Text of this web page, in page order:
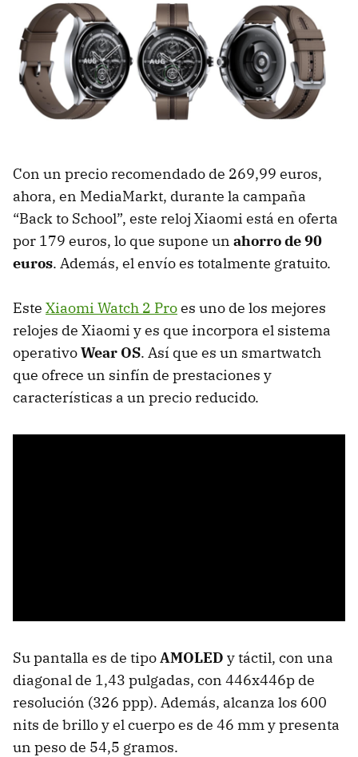
Con un precio recomendado de 269,99 euros,
ahora, en MediaMarkt, durante la campaña
“Back to School”, este reloj Xiaomi está en oferta
por 179 euros, lo que supone un ahorro de 90
euros. Además, el envío es totalmente gratuito.
Este Xiaomi Watch 2 Proes uno de los mejores
relojes de Xiaomi y es que incorpora el sistema
operativoWear OS. Así que es un smartwatch
que ofrece un sinfín de prestaciones y
características a un precio reducido.
Su pantalla es de tipo AMOLED y táctil, con una
diagonal de 1,43 pulgadas, con 446x446p de
resolución (326 ppp). Además, alcanza los 600
nits de brillo y el cuerpo es de 46 mm y presenta
un peso de 54,5 gramos.